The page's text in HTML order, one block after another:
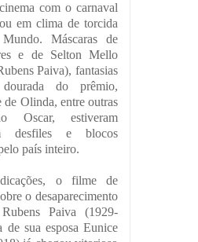
com o carnaval
em clima de torcida
Máscaras de
e de Selton Mello
Paiva), fantasias
do prêmio,
de Olinda, entre outras
Oscar, estiveram
desfiles e blocos
país inteiro.
o filme de
o desaparecimento
Paiva (1929-
de sua esposa Eunice